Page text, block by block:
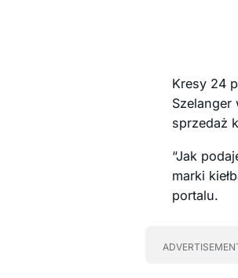
Kresy 24
Szelanger
sprzedaż
“Jak
marki
portalu.